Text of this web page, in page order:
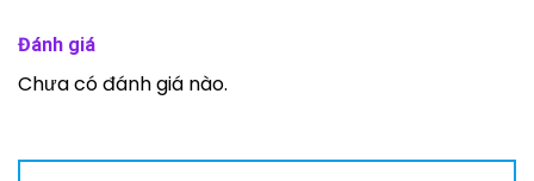
Đánh giá
Chưa có đánh giá nào.